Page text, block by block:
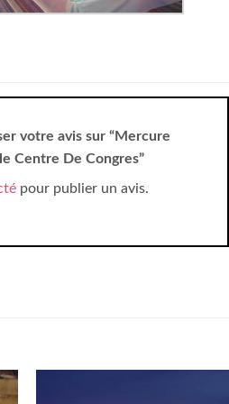
votre avis sur “Mercure
Centre De Congres”
pour publier un avis.